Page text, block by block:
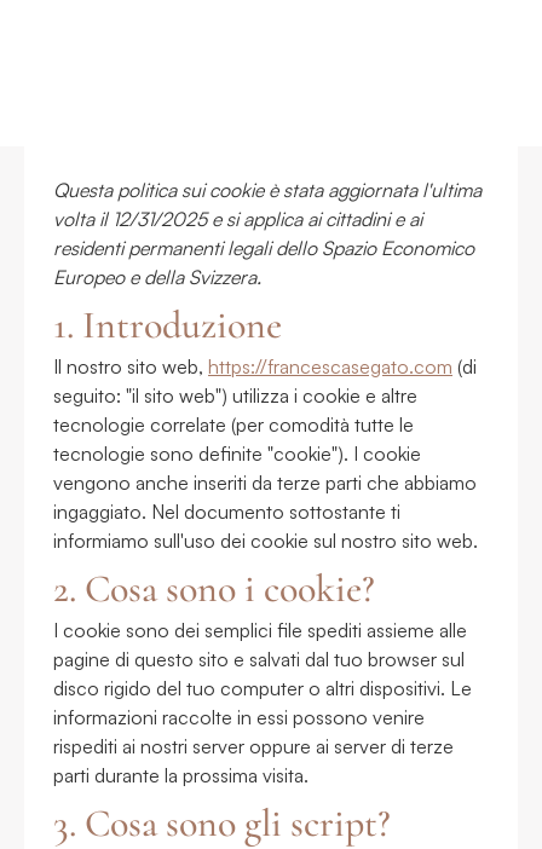
Questa politica sui cookie è stata aggiornata l'ultima
volta il 12/31/2025 e si applica ai cittadini e ai
residenti permanenti legali dello Spazio Economico
Europeo e della Svizzera.
1. Introduzione
Il nostro sito web, https://francescasegato.com (di
seguito: "il sito web") utilizza i cookie e altre
tecnologie correlate (per comodità tutte le
tecnologie sono definite "cookie"). I cookie
vengono anche inseriti da terze parti che abbiamo
ingaggiato. Nel documento sottostante ti
informiamo sull'uso dei cookie sul nostro sito web.
2. Cosa sono i cookie?
I cookie sono dei semplici file spediti assieme alle
pagine di questo sito e salvati dal tuo browser sul
disco rigido del tuo computer o altri dispositivi. Le
informazioni raccolte in essi possono venire
rispediti ai nostri server oppure ai server di terze
parti durante la prossima visita.
3. Cosa sono gli script?